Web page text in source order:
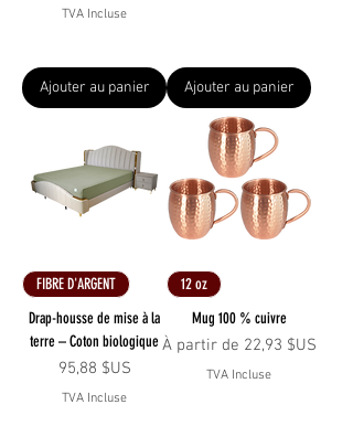
TVA Incluse
Ajouter au panier Ajouter au panier
FIBRE D'ARGENT
Drap-housse de mise à la
terre – Coton biologique
Prix
95,88 $US
TVA Incluse
12 oz
Mug 100 % cuivre
À partir de 22,93 $US
Prix promotionnel
TVA Incluse